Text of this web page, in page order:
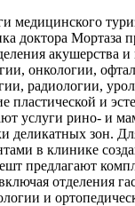
медицинского
доктора Мортаза
акушерства и
онкологии,
радиологии,
пластической и
услуги рино- и
деликатных зон.
в клинике
предлагают
отделения
и